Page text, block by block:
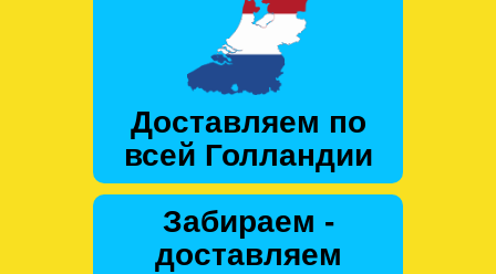
Доставляем по
всей Голландии
Забираем -
доставляем